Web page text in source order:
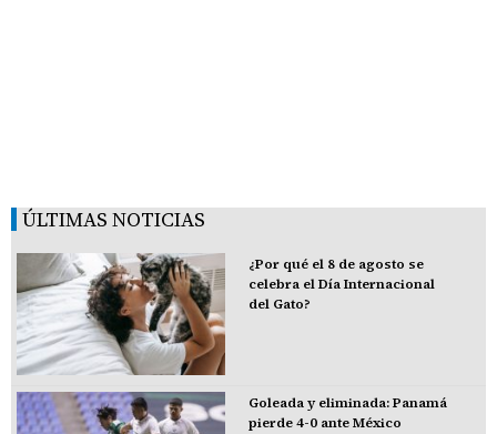
ÚLTIMAS NOTICIAS
¿Por qué el 8 de agosto se
celebra el Día Internacional
del Gato?
Goleada y eliminada: Panamá
pierde 4-0 ante México